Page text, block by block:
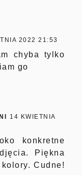
2022 21:53
chyba tylko
go
14 KWIETNIA
konkretne
Piękna
Cudne!